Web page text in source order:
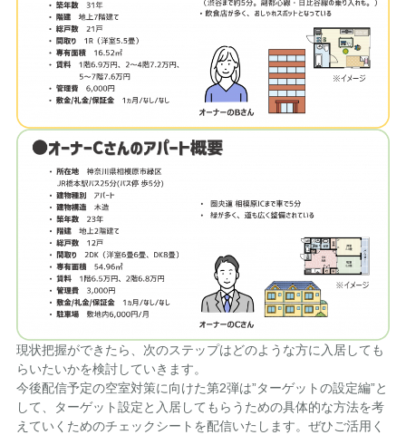
現状把握ができたら、次のステップはどのような方に入居しても
らいたいかを検討していきます。
今後配信予定の空室対策に向けた第2弾は”ターゲットの設定編”と
して、ターゲット設定と入居してもらうための具体的な方法を考
えていくためのチェックシートを配信いたします。ぜひご活用く